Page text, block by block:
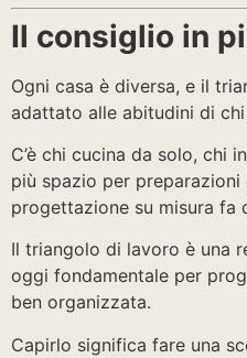
Il consiglio in
Ogni casa è diversa, e il
adattato alle abitudini di
C’è chi cucina da solo, chi
più spazio per preparazioni
progettazione su misura fa
Il triangolo di lavoro è una
oggi fondamentale per
ben organizzata.
Capirlo significa fare una